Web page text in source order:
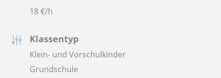
18€/h
Klassentyp
Klein- und Vorschulkinder
Grundschule